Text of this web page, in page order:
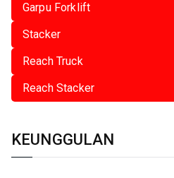
Garpu Forklift
Stacker
Reach Truck
Reach Stacker
KEUNGGULAN